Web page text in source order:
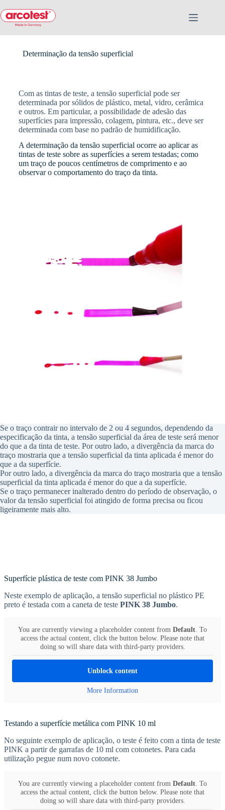
Determinação da tensão superficial
Com as tintas de teste, a tensão superficial pode ser
determinada por sólidos de plástico, metal, vidro, cerâmica
e outros. Em particular, a possibilidade de adesão das
superfícies para impressão, colagem, pintura, etc., deve ser
determinada com base no padrão de humidificação.
A determinação da tensão superficial ocorre ao aplicar as
tintas de teste sobre as superfícies a serem testadas; como
um traço de poucos centímetros de comprimento e ao
observar o comportamento do traço da tinta.
Se o traço contrair no intervalo de 2 ou 4 segundos, dependendo da
especificação da tinta, a tensão superficial da área de teste será menor
do que a da tinta de teste. Por outro lado, a divergência da marca do
traço mostraria que a tensão superficial da tinta aplicada é menor do
que a da superfície.
Por outro lado, a divergência da marca do traço mostraria que a tensão
superficial da tinta aplicada é menor do que a da superfície.
Se o traço permanecer inalterado dentro do período de observação, o
valor da tensão superficial foi atingido de forma precisa ou ficou
ligeiramente mais alto.
Superfície plástica de teste com PINK 38 Jumbo
Neste exemplo de aplicação, a tensão superficial no plástico PE
preto é testada com a caneta de teste PINK 38 Jumbo.
You are currently viewing a placeholder content from Default . To
access the actual content, click the button below. Please note that
doing so will share data with third-party providers.
Unblock content
More Information
Testando a superfície metálica com PINK 10 ml
No seguinte exemplo de aplicação, o teste é feito com a tinta de teste
PINK a partir de garrafas de 10 ml com cotonetes. Para cada
utilização pegue num novo cotonete.
You are currently viewing a placeholder content from Default . To
access the actual content, click the button below. Please note that
doing so will share data with third-party providers.